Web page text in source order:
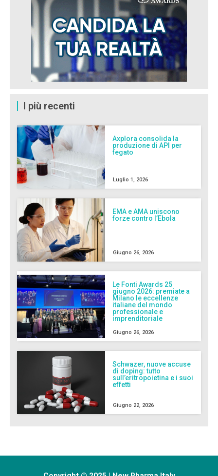
I più recenti
Axplora consolida la
produzione di API per
fegato
Luglio 1, 2026
EMA e AMA uniscono
forze contro l’Ebola
Giugno 26, 2026
Le Fonti Awards 25
giugno 2026: premiate a
Milano le eccellenze
italiane del mondo
professionale e
imprenditoriale
Giugno 26, 2026
Schwazer, nuove accuse
di doping: tutto
sull’eritropoietina e i suoi
effetti
Giugno 22, 2026